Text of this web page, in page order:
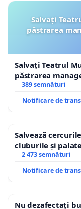
Salvați
păstrarea
Salvați Teatrul
păstrarea
ROGOJAN
389 semnături
Notificare de
Salvează
cluburile și
2 473 semnături
Notificare de
Nu dezafectați